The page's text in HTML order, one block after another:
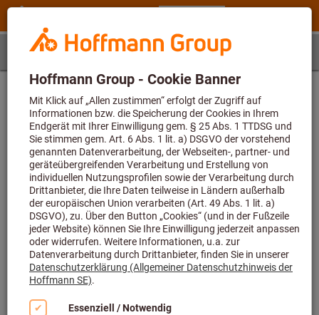
Schritt 1Artikel
Artikelbestimmung
Geben Sie zunächst die Artikelnummer ein und wählen
dann eine Größe
Artikelnummer (6-stellig)
Artikelnummer N00 70970 konnte nicht gefunden werden bzw.
Berechnung von Anwendungsdaten nicht möglich. Der Wert für den
Parameter überschreitet die erlaubte Maximallänge von 6.
Größe
Der Wert für den Parameter fehlt oder ist leer.